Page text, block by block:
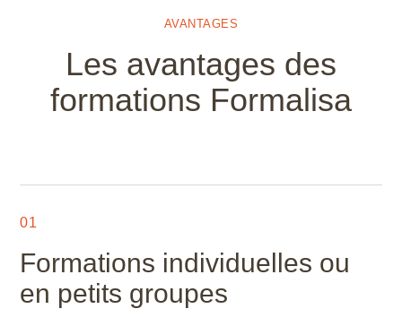
AVANTAGES
Les avantages des
formations Formalisa
01
Formations individuelles ou
en petits groupes